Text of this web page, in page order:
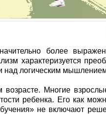
более
характеризуется
над логическим
Многие
ребенка. Его как
не включают